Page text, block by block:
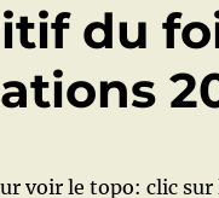
du
voir le topo: clic sur